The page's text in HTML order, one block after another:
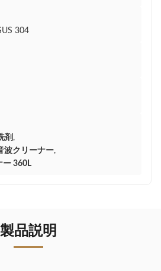
304
剤 ,
波クリーナー,
ー 360L
製品説明